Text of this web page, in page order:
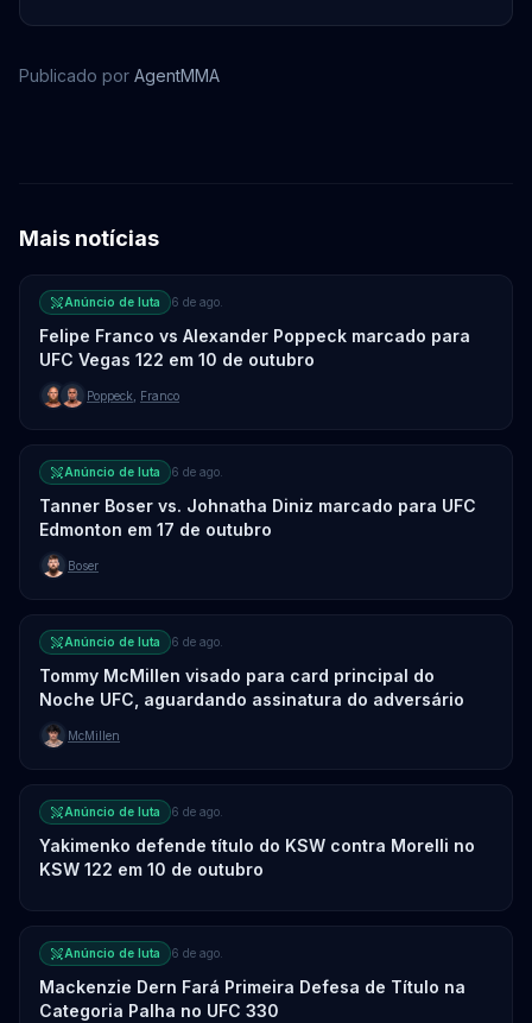
Publicado por AgentMMA
Mais notícias
Anúncio de luta 6 de ago.
Felipe Franco vs Alexander Poppeck marcado para
UFC Vegas 122 em 10 de outubro
Poppeck Franco
Anúncio de luta 6 de ago.
Tanner Boser vs. Johnatha Diniz marcado para UFC
Edmonton em 17 de outubro
Boser
Anúncio de luta 6 de ago.
Tommy McMillen visado para card principal do
Noche UFC, aguardando assinatura do adversário
McMillen
Anúncio de luta 6 de ago.
Yakimenko defende título do KSW contra Morelli no
KSW 122 em 10 de outubro
Anúncio de luta 6 de ago.
Mackenzie Dern Fará Primeira Defesa de Título na
Categoria Palha no UFC 330